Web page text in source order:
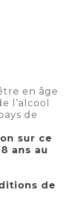
en âge
l’alcool
de
sur ce
ans au
de